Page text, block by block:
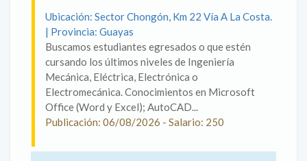
Ubicación: Sector Chongón, Km 22 Vía A La Costa.
| Provincia: Guayas
Buscamos estudiantes egresados o que estén
cursando los últimos niveles de Ingeniería
Mecánica, Eléctrica, Electrónica o
Electromecánica. Conocimientos en Microsoft
Office (Word y Excel); AutoCAD...
Publicación: 06/08/2026 - Salario: 250